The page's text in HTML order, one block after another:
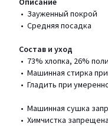
• Зауженный покрой
• Средняя посадка
Состав и уход
• 73% хлопка, 26%
• Машинная стирка
• Гладить при
• Машинная сушка
• Химчистка запрещена